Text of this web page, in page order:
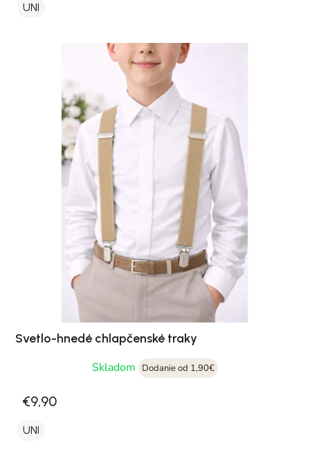
UNI
Svetlo-hnedé chlapčenské traky
Skladom
Dodanie od 1,90€
€9,90
UNI